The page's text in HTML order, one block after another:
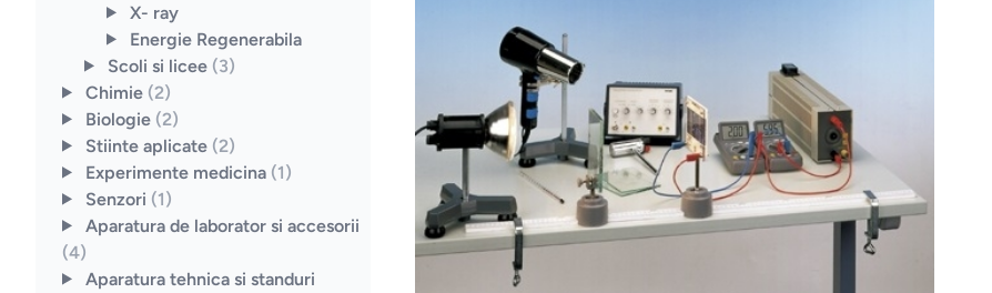
X- ray
Energie Regenerabila
Scoli si licee (3)
Chimie (2)
Biologie (2)
Stiinte aplicate (2)
Experimente medicina (1)
Senzori (1)
Aparatura de laborator si accesorii
(4)
Aparatura tehnica si standuri